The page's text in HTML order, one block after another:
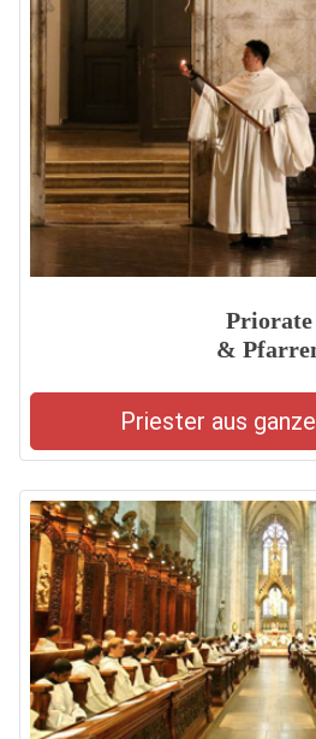
Priorate
&
Priester aus